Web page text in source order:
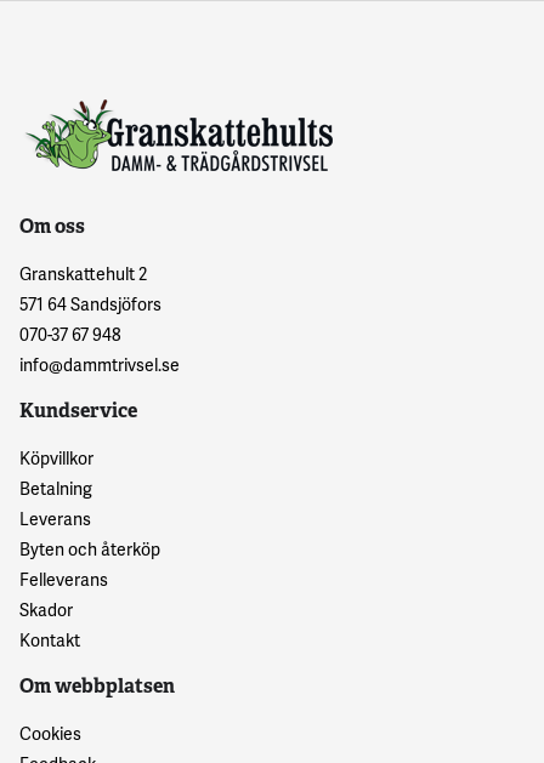
Om oss
Granskattehult 2
571 64 Sandsjöfors
070-37 67 948
info@dammtrivsel.se
Kundservice
Köpvillkor
Betalning
Leverans
Byten och återköp
Felleverans
Skador
Kontakt
Om webbplatsen
Cookies